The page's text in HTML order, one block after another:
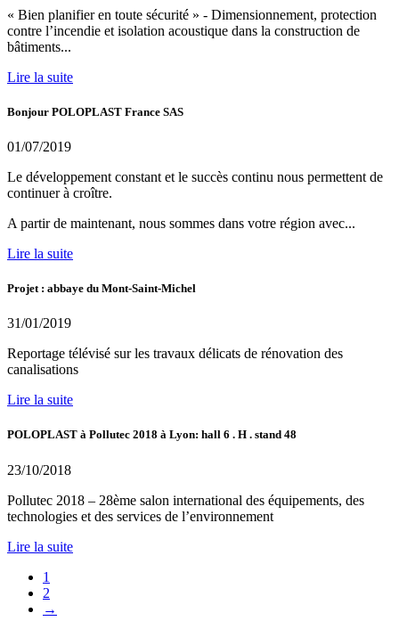
« Bien planifier en toute sécurité » - Dimensionnement, protection
contre l’incendie et isolation acoustique dans la construction de
bâtiments...
Lire la suite
Bonjour POLOPLAST France SAS
01/07/2019
Le développement constant et le succès continu nous permettent de
continuer à croître.
A partir de maintenant, nous sommes dans votre région avec...
Lire la suite
Projet : abbaye du Mont-Saint-Michel
31/01/2019
Reportage télévisé sur les travaux délicats de rénovation des
canalisations
Lire la suite
POLOPLAST à Pollutec 2018 à Lyon: hall 6 . H . stand 48
23/10/2018
Pollutec 2018 – 28ème salon international des équipements, des
technologies et des services de l’environnement
Lire la suite
1
2
→